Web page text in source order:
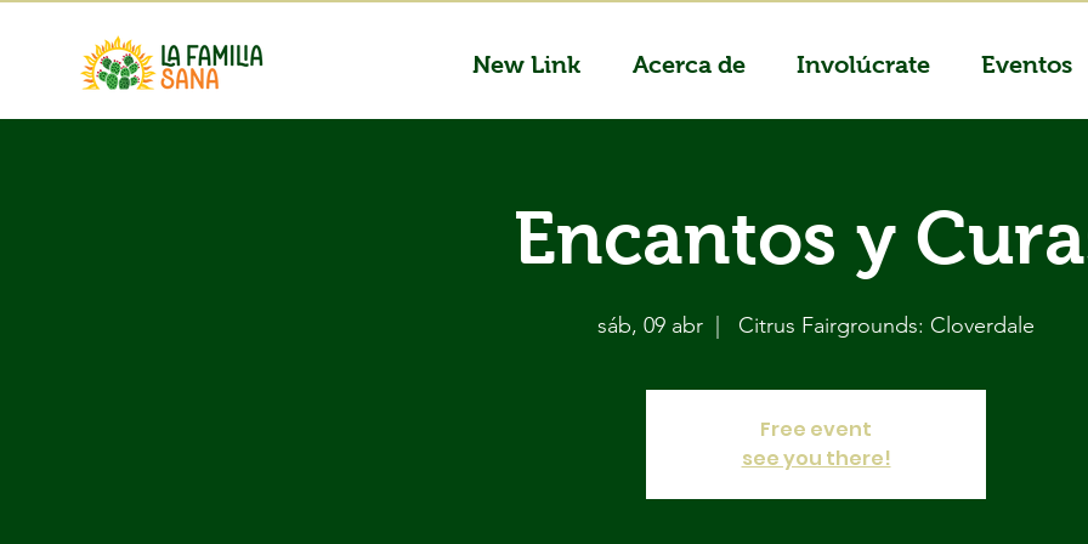
New Link Acerca de Involúcrate Eventos
Encantos y
sáb, 09 abr Citrus Fairgrounds: Cloverdale
Free event
see you there!